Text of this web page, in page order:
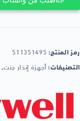
رمز المنتج:511351495
التصنيفات:أجهزة إنذار جنت,